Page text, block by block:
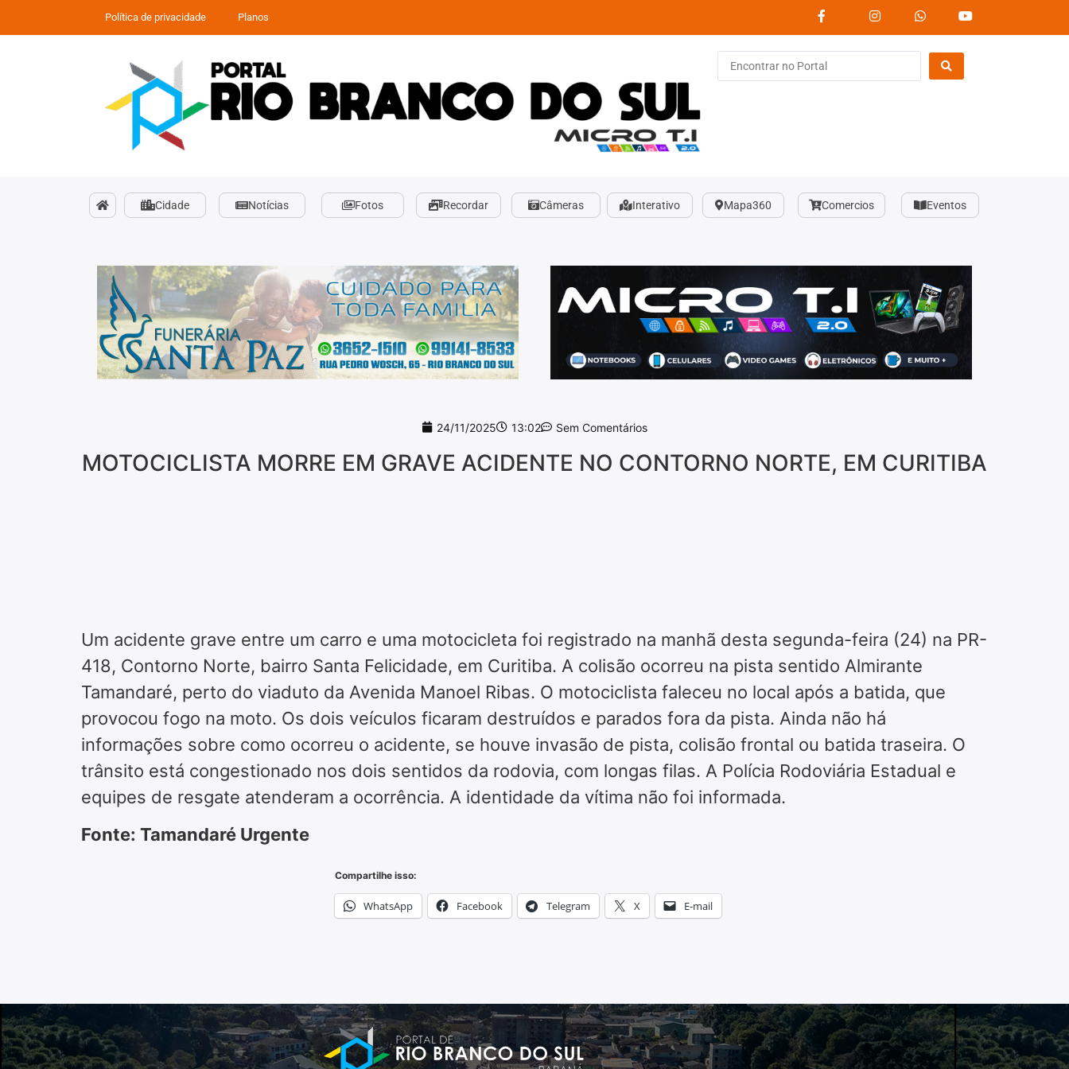
Política de privacidade Planos
Cidade Notícias Fotos Recordar Câmeras Interativo Mapa360 Comercios Eventos
24/11/2025 13:02 Sem Comentários
MOTOCICLISTA MORRE EM GRAVE ACIDENTE NO CONTORNO NORTE, EM CURITIBA
Um acidente grave entre um carro e uma motocicleta foi registrado na manhã desta segunda-feira (24) na PR-
418, Contorno Norte, bairro Santa Felicidade, em Curitiba. A colisão ocorreu na pista sentido Almirante
Tamandaré, perto do viaduto da Avenida Manoel Ribas. O motociclista faleceu no local após a batida, que
provocou fogo na moto. Os dois veículos ficaram destruídos e parados fora da pista. Ainda não há
informações sobre como ocorreu o acidente, se houve invasão de pista, colisão frontal ou batida traseira. O
trânsito está congestionado nos dois sentidos da rodovia, com longas filas. A Polícia Rodoviária Estadual e
equipes de resgate atenderam a ocorrência. A identidade da vítima não foi informada.
Fonte: Tamandaré Urgente
Compartilhe isso:
WhatsApp Facebook Telegram X E-mail